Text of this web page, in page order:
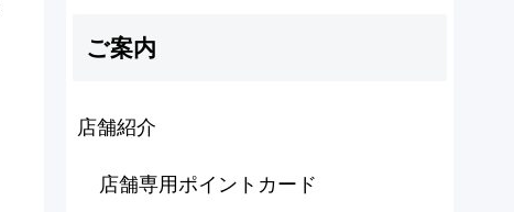
ご案内
店舗紹介
店舗専用ポイントカード